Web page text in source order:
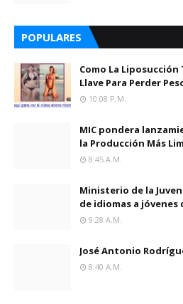
POPULARES
Como La Liposucción
Llave Para Perder
10:08 P.m.
MIC pondera
la Producción Más
8:45 A.m.
Ministerio de la
de idiomas a jóvenes
9:28 A.m.
José Antonio
8:40 A.m.